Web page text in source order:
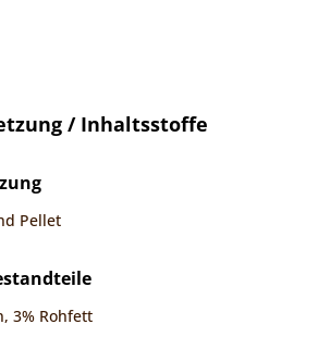
/ Inhaltsstoffe
Pellet
3% Rohfett